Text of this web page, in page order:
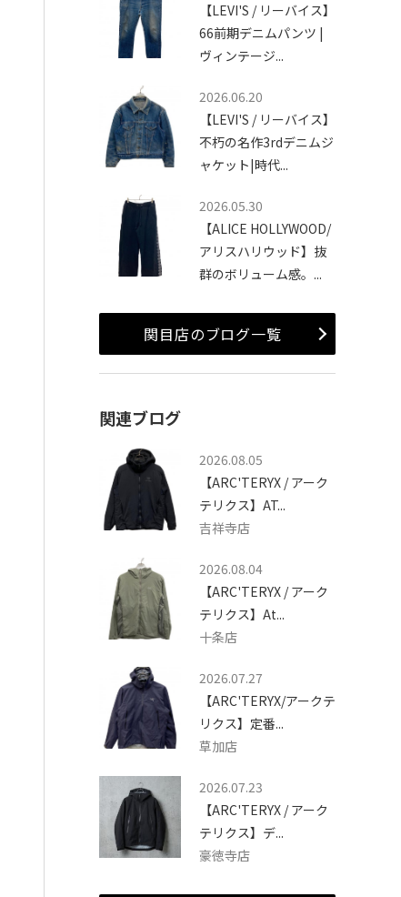
【LEVI'S / リーバイス】
66前期デニムパンツ |
ヴィンテージ...
2026.06.20
【LEVI'S / リーバイス】
不朽の名作3rdデニムジ
ャケット|時代...
2026.05.30
【ALICE HOLLYWOOD/
アリスハリウッド】抜
群のボリューム感。...
関目店のブログ一覧
関連ブログ
2026.08.05
【ARC'TERYX / アーク
テリクス】AT...
吉祥寺店
2026.08.04
【ARC'TERYX / アーク
テリクス】At...
十条店
2026.07.27
【ARC'TERYX/アークテ
リクス】定番...
草加店
2026.07.23
【ARC'TERYX / アーク
テリクス】デ...
豪徳寺店